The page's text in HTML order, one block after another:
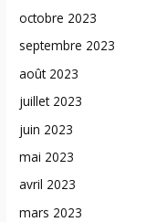
octobre 2023
septembre 2023
août 2023
juillet 2023
juin 2023
mai 2023
avril 2023
mars 2023